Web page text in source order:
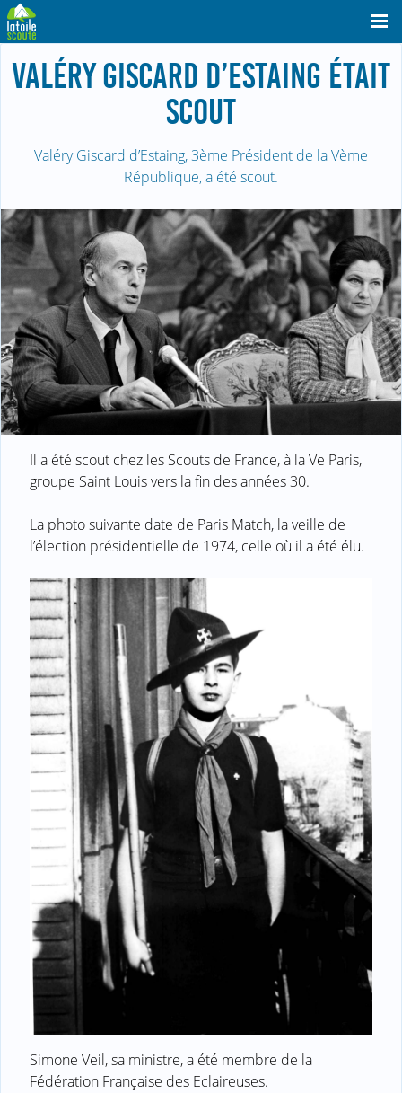
VALÉRY GISCARD D’ESTAING ÉTAIT
SCOUT
Valéry Giscard d’Estaing, 3ème Président de la Vème
République, a été scout.
Il a été scout chez les Scouts de France, à la Ve Paris,
groupe Saint Louis vers la fin des années 30.
La photo suivante date de Paris Match, la veille de
l’élection présidentielle de 1974, celle où il a été élu.
Simone Veil, sa ministre, a été membre de la
Fédération Française des Eclaireuses.